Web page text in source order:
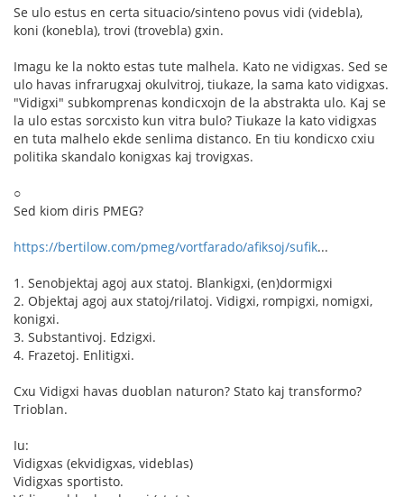
Se ulo estus en certa situacio/sinteno povus vidi (videbla),
koni (konebla), trovi (trovebla) gxin.
Imagu ke la nokto estas tute malhela. Kato ne vidigxas. Sed se
ulo havas infrarugxaj okulvitroj, tiukaze, la sama kato vidigxas.
"Vidigxi" subkomprenas kondicxojn de la abstrakta ulo. Kaj se
la ulo estas sorcxisto kun vitra bulo? Tiukaze la kato vidigxas
en tuta malhelo ekde senlima distanco. En tiu kondicxo cxiu
politika skandalo konigxas kaj trovigxas.
○
Sed kiom diris PMEG?
https://bertilow.com/pmeg/vortfarado/afiksoj/sufik...
1. Senobjektaj agoj aux statoj. Blankigxi, (en)dormigxi
2. Objektaj agoj aux statoj/rilatoj. Vidigxi, rompigxi, nomigxi,
konigxi.
3. Substantivoj. Edzigxi.
4. Frazetoj. Enlitigxi.
Cxu Vidigxi havas duoblan naturon? Stato kaj transformo?
Trioblan.
Iu:
Vidigxas (ekvidigxas, videblas)
Vidigxas sportisto.